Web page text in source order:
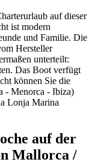
auf dieser
ist modern
und Familie. Die
Hersteller
unterteilt:
Das Boot verfügt
können Sie die
- Menorca - Ibiza)
Lonja Marina
auf der
Mallorca /